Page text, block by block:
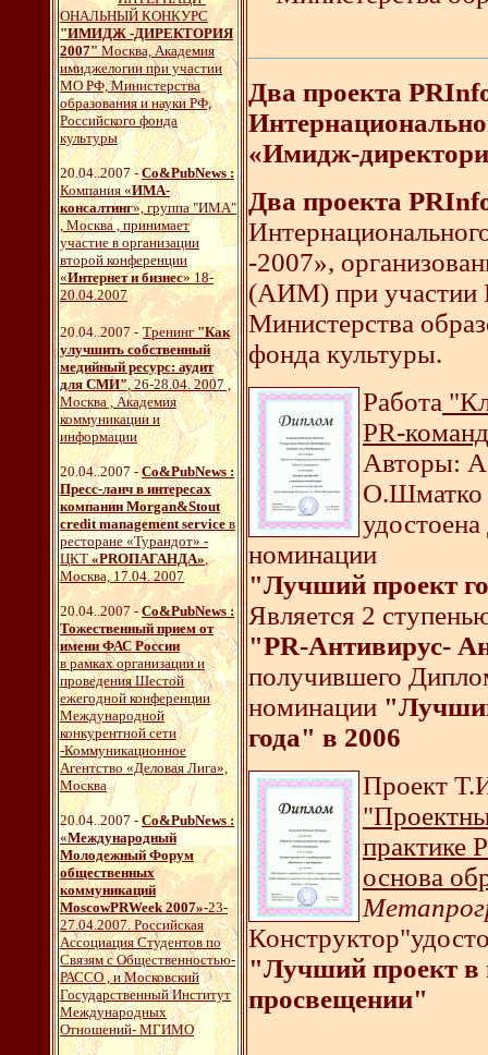
ОНАЛЬНЫЙ КОНКУРС
"ИМИДЖ -ДИРЕКТОРИЯ
2007"Москва, Академия
имиджелогии при участии
МО РФ, Министерства
образования и науки РФ,
Российского фонда
культуры
20.04..2007 -Со&PubNews :
Компания «ИМА-
консалтинг», группа "ИМА"
, Москва , принимает
участие в организации
второй конференции
«Интернет и бизнес» 18-
20.04.2007
20.04..2007 - Тренинг "Как
улучшить собственный
медийный ресурс: аудит
для СМИ", 26-28.04. 2007 ,
Москва , Академия
коммуникации и
информации
20.04..2007 -Со&PubNews :
Пресс-ланч в интересах
компании Morgan&Stout
credit management serviceв
ресторане «Турандот» -
ЦКТ«PRОПАГАНДА»,
Москва, 17.04. 2007
20.04..2007 -Со&PubNews :
Тожественный прием от
имени ФАС России
в рамках организации и
проведения Шестой
ежегодной конференции
Международной
конкурентной сети
-Коммуникационное
Агентство «Деловая Лига»,
Москва
20.04..2007 -Со&PubNews :
«Международный
Молодежный Форум
общественных
коммуникаций
MoscowPRWeek 2007»-23-
27.04.2007. Российская
Ассоциация Студентов по
Связям с Общественностью-
РАССО , и Московский
Государственный Институт
Международных
Отношений- МГИМО
Два проекта
«Имидж-
Два проекта
-2007»,
(АИМ) при участии
Министерства
фонда культуры.
Работа
PR-
Авторы:
О.Шматко
номинации
"Лучший проект
Является 2
"PR-Антивирус-
получившего
номинации
года" в 2006
Проект
практике
основа
"Лучший проект в
просвещении"